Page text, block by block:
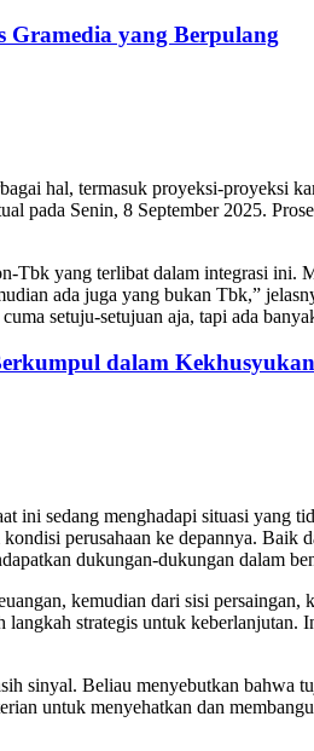
Gramedia yang Berpulang
hal, termasuk proyeksi-proyeksi
pada Senin, 8 September 2025.
Tbk yang terlibat dalam integrasi
ada juga yang bukan Tbk,”
setuju-setujuan aja, tapi ada
dalam Kekhusyukan
ini sedang menghadapi situasi yang
perusahaan ke depannya.
dukungan-dukungan dalam
kemudian dari sisi
langkah strategis untuk keberlanjutan.
sinyal. Beliau menyebutkan bahwa
untuk menyehatkan dan